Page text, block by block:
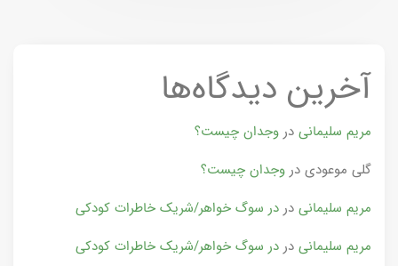
آخرین دیدگاه‌ها
مریم سلیمانی در وجدان چیست؟
گلی موعودی در وجدان چیست؟
مریم سلیمانی در در سوگ خواهر/شریک خاطرات کودکی
مریم سلیمانی در در سوگ خواهر/شریک خاطرات کودکی